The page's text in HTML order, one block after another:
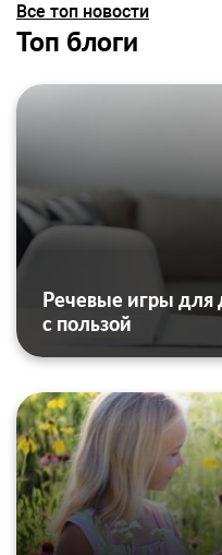
Все топ новости
Топ блоги
Речевые игры для
с пользой